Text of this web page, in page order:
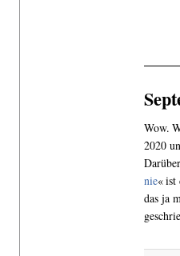
Wow.
2020
nie« ist
das ja